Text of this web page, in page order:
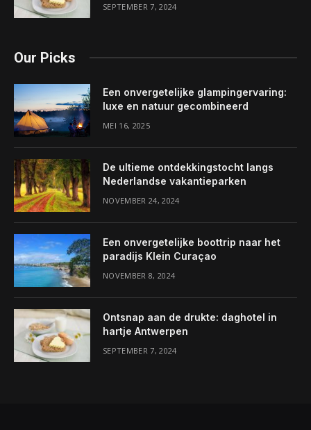
SEPTEMBER 7, 2024
Our Picks
Een onvergetelijke glampingervaring:
luxe en natuur gecombineerd
MEI 16, 2025
De ultieme ontdekkingstocht langs
Nederlandse vakantieparken
NOVEMBER 24, 2024
Een onvergetelijke boottrip naar het
paradijs Klein Curaçao
NOVEMBER 8, 2024
Ontsnap aan de drukte: daghotel in
hartje Antwerpen
SEPTEMBER 7, 2024